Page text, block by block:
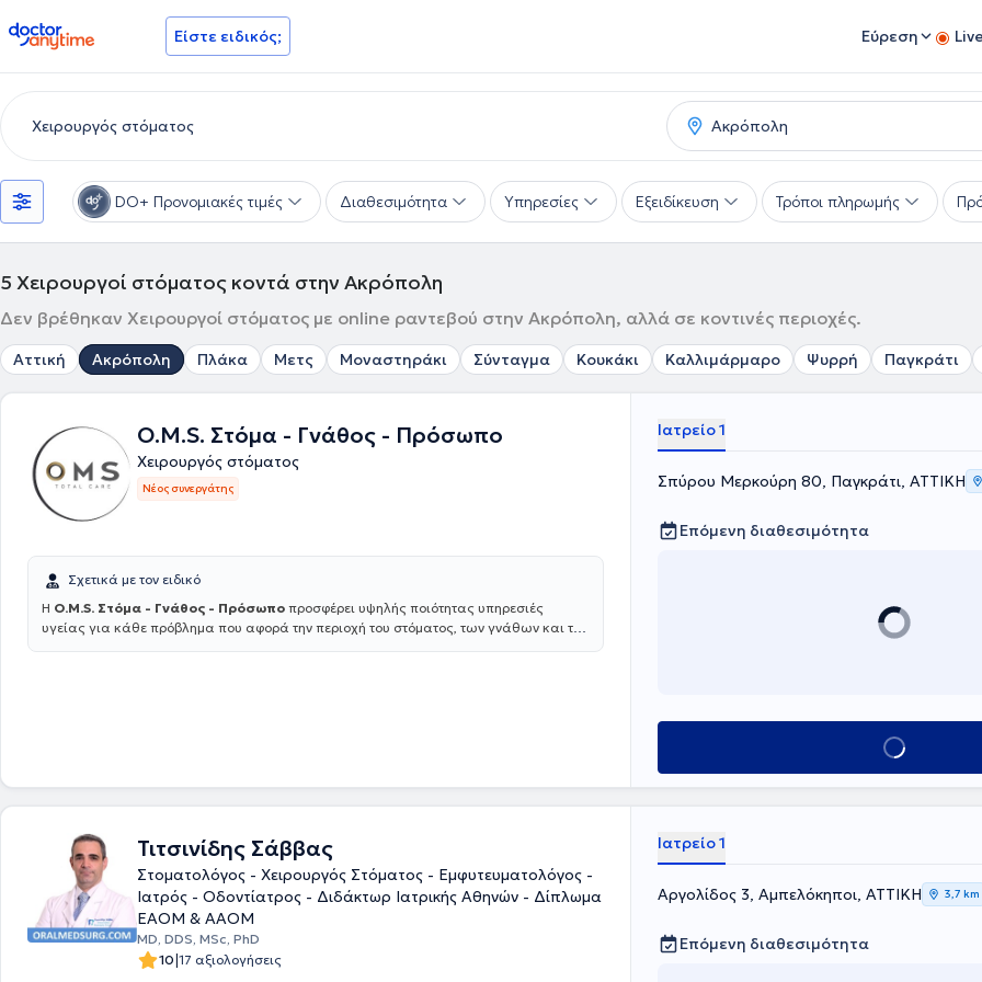
doctoranytime Είστε ειδικός; Εύρεση
DO+ Προνομιακές τιμές Διαθεσιμότητα Υπηρεσίες Εξειδίκευση Τρόποι πληρωμής
5 Χειρουργοί στόματος κοντά στην Ακρόπολη
Δεν βρέθηκαν Χειρουργοί στόματος με online ραντεβού στην Ακρόπολη, αλλά σε κοντινές περιοχές.
Αττική Ακρόπολη Πλάκα Μετς Μοναστηράκι Σύνταγμα Κουκάκι Καλλιμάρμαρο Ψυρρή Παγκράτι
O.M.S. Στόμα - Γνάθος - Πρόσωπο
Χειρουργός στόματος
Νέος συνεργάτης
Σχετικά με τον ειδικό
Η O.M.S. Στόμα - Γνάθος - Πρόσωπο προσφέρει υψηλής ποιότητας υπηρεσιές
υγείας για κάθε πρόβλημα που αφορά την περιοχή του στόματος, των γνάθων και του
Ιατρείο 1
Σπύρου Μερκούρη 80, Παγκράτι, ΑΤΤΙΚΗ
Επόμενη διαθεσιμότητα
Κλείσε ραντεβού
Τιτσινίδης Σάββας
Στοματολόγος - Χειρουργός Στόματος - Εμφυτευματολόγος -
Ιατρός - Οδοντίατρος - Διδάκτωρ Ιατρικής Αθηνών - Δίπλωμα
ΕΑΟΜ & ΑΑΟΜ
MD, DDS, MSc, PhD
10|17 αξιολογήσεις
Ιατρείο 1
Αργολίδος 3, Αμπελόκηποι, ΑΤΤΙΚΗ 3,7 km
Επόμενη διαθεσιμότητα